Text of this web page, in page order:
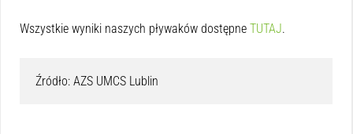
Wszystkie wyniki naszych pływaków dostępne TUTAJ.
Źródło: AZS UMCS Lublin